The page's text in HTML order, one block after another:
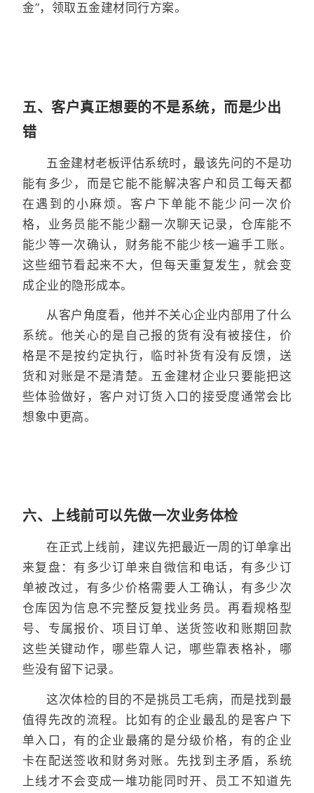
金”，领取五金建材同行方案。
五、客户真正想要的不是系统，而是少出
错
五金建材老板评估系统时，最该先问的不是功
能有多少，而是它能不能解决客户和员工每天都
在遇到的小麻烦。客户下单能不能少问一次价
格，业务员能不能少翻一次聊天记录，仓库能不
能少等一次确认，财务能不能少核一遍手工账。
这些细节看起来不大，但每天重复发生，就会变
成企业的隐形成本。
从客户角度看，他并不关心企业内部用了什么
系统。他关心的是自己报的货有没有被接住，价
格是不是按约定执行，临时补货有没有反馈，送
货和对账是不是清楚。五金建材企业只要能把这
些体验做好，客户对订货入口的接受度通常会比
想象中更高。
六、上线前可以先做一次业务体检
在正式上线前，建议先把最近一周的订单拿出
来复盘：有多少订单来自微信和电话，有多少订
单被改过，有多少价格需要人工确认，有多少次
仓库因为信息不完整反复找业务员。再看规格型
号、专属报价、项目订单、送货签收和账期回款
这些关键动作，哪些靠人记，哪些靠表格补，哪
些没有留下记录。
这次体检的目的不是挑员工毛病，而是找到最
值得先改的流程。比如有的企业最乱的是客户下
单入口，有的企业最痛的是分级价格，有的企业
卡在配送签收和财务对账。先找到主矛盾，系统
上线才不会变成一堆功能同时开、员工不知道先